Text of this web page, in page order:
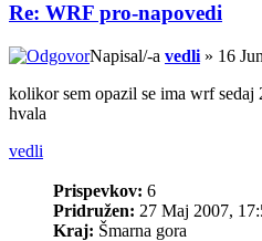
Re: WRF pro-napovedi
Napisal/-a vedli » 16
kolikor sem opazil se ima wrf sedaj
hvala
vedli
Prispevkov: 6
Pridružen: 27 Maj 2007,
Kraj: Šmarna gora